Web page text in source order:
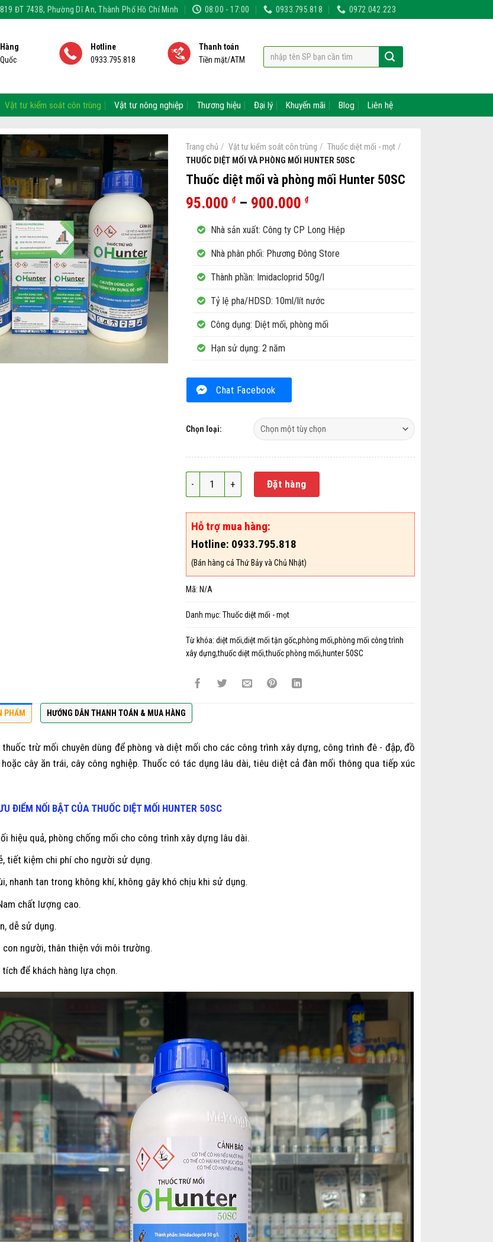
819 ĐT 743B, Phường Dĩ An, Thành Phố Hồ Chí Minh 08:00 - 17:00 0933.795.818 0972.042.223
Hotline
0933.795.818
Thanh toán
Tiền mặt/ATM
Vật tư kiểm soát côn trùng Vật tư nông nghiệp Thương hiệu Đại lý Khuyến mãi Blog Liên hệ
Trang chủ / Vật tư kiểm soát côn trùng / Thuốc diệt mối - mọt /
THUỐC DIỆT MỐI VÀ PHÒNG MỐI HUNTER 50SC
Thuốc diệt mối và phòng mối Hunter 50SC
95.000 ₫ – 900.000 ₫
Nhà sản xuất: Công ty CP Long Hiệp
Nhà phân phối: Phương Đông Store
Thành phần: Imidacloprid 50g/l
Tỷ lệ pha/HDSD: 10ml/lít nước
Công dụng: Diệt mối, phòng mối
Hạn sử dụng: 2 năm
Chat Facebook
Chọn loại:
Thuốc diệt mối và phòng mối Hunter 50SC số lượng
Đặt hàng
Hỗ trợ mua hàng:
Hotline: 0933.795.818
(Bán hàng cả Thứ Bảy và Chủ Nhật)
Mã: N/A
Danh mục: Thuốc diệt mối - mọt
Từ khóa: diệt mối,diệt mối tận gốc,phòng mối,phòng mối công trình
xây dựng,thuốc diệt mối,thuốc phòng mối,hunter 50SC
PHẨM HƯỚNG DẪN THANH TOÁN & MUA HÀNG
thuốc trừ mối chuyên dùng để phòng và diệt mối cho các công trình xây dựng, công trình đê - đập, đồ
cây ăn trái, cây công nghiệp. Thuốc có tác dụng lâu dài, tiêu diệt cả đàn mối thông qua tiếp xúc
ĐIỂM NỐI BẬT CỦA THUỐC DIỆT MỐI HUNTER 50SC
hiệu quả, phòng chống mối cho công trình xây dựng lâu dài.
tiết kiệm chi phí cho người sử dụng.
nhanh tan trong không khí, không gây khó chịu khi sử dụng.
chất lượng cao.
dễ sử dụng.
con người, thân thiện với môi trường.
tích để khách hàng lựa chọn.